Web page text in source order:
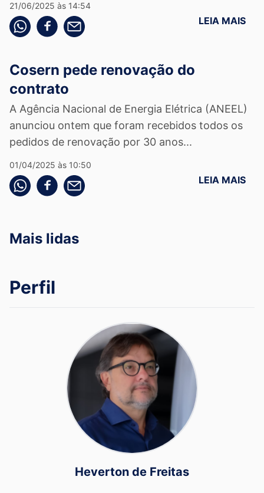
21/06/2025 às 14:54
Compartilhe pelo whatsapp
Compartilhar no facebook
Compartilhe pelo email LEIA MAIS
Cosern pede renovação do
contrato
A Agência Nacional de Energia Elétrica (ANEEL)
anunciou ontem que foram recebidos todos os
pedidos de renovação por 30 anos...
01/04/2025 às 10:50
Compartilhe pelo whatsapp
Compartilhar no facebook
Compartilhe pelo email LEIA MAIS
Mais lidas
Perfil
Heverton de Freitas